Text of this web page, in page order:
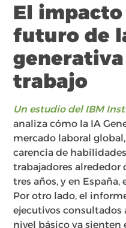
El
futuro de
trabajo
Un estudio del IBM
analiza cómo la IA
mercado laboral
carencia de
trabajadores
tres años, y en España,
Por otro lado, el
ejecutivos consultados
nivel básico ya sienten